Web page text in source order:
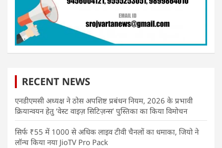
RECENT NEWS
एनडीएमसी अध्यक्ष ने ठोस अपशिष्ट प्रबंधन नियम, 2026 के प्रभावी
क्रियान्वयन हेतु ‘वेस्ट वाइज़ सिटिज़न्स’ पुस्तिका का किया विमोचन
सिर्फ ₹55 में 1000 से अधिक लाइव टीवी चैनलों का धमाका, जियो ने
लॉन्च किया नया JioTV Pro Pack